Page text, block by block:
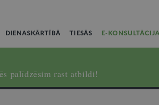
DIENASKĀRTĪBĀ TIESĀS E-
palīdzēsim rast atbildi!